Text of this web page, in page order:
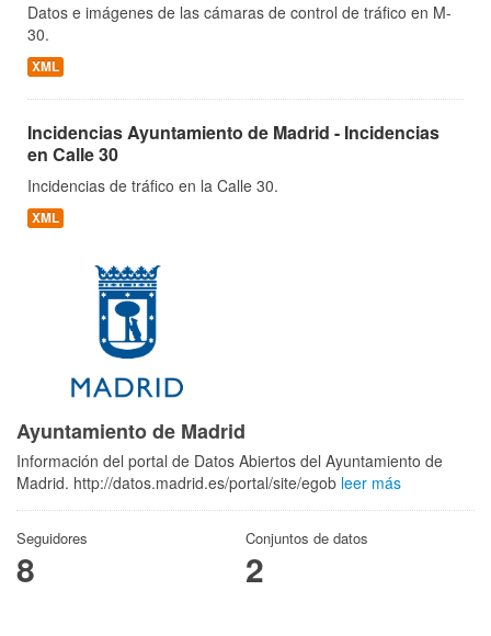
Datos e imágenes de las cámaras de control de tráfico en M-
30.
XML
Incidencias Ayuntamiento de Madrid - Incidencias
en Calle 30
Incidencias de tráfico en la Calle 30.
XML
Ayuntamiento de Madrid
Información del portal de Datos Abiertos del Ayuntamiento de
Madrid. http://datos.madrid.es/portal/site/egob leer más
Seguidores
8
Conjuntos de datos
2